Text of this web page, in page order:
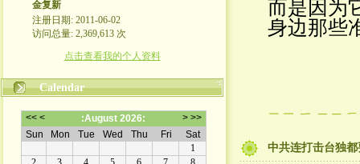
金复新
注册日期: 2011-06-02
访问总量: 2,369,613 次
点击查看我的个人资料
Calendar
而是因为
身边那些
中共连打击台独